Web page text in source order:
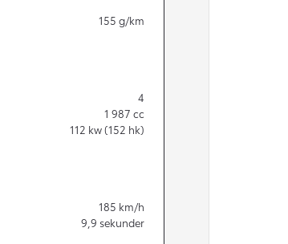
155 g/km
4
1 987 cc
112 kw (152 hk)
185 km/h
9,9 sekunder